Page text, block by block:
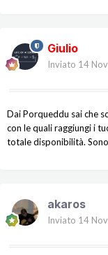
Giulio
Inviato 14
Dai Porqueddu sai che
con le quali raggiungi i
totale disponibilità.
akaros
Inviato 14